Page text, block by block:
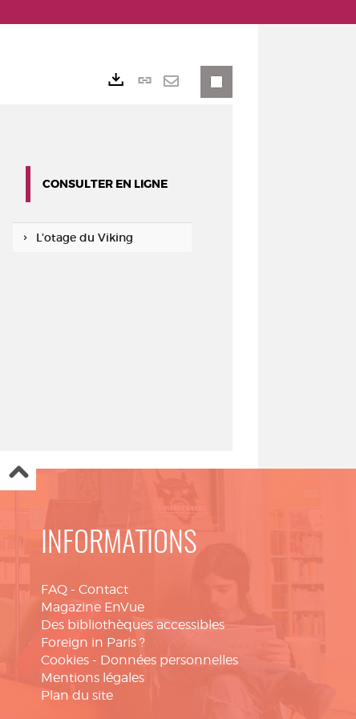
Lien
CONSULTER EN LIGNE
L'otage du Viking
INFORMATIONS
FAQ - Contact
Magazine EnVue
Des bibliothèques accessibles
Foreign in Paris ?
Cookies - Données personnelles
Mentions légales
Plan du site